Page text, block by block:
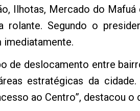
Ilhotas, Mercado do
Segundo o
imediatamente.
de deslocamento entre
estratégicas da cidade.
ao Centro”, destacou o